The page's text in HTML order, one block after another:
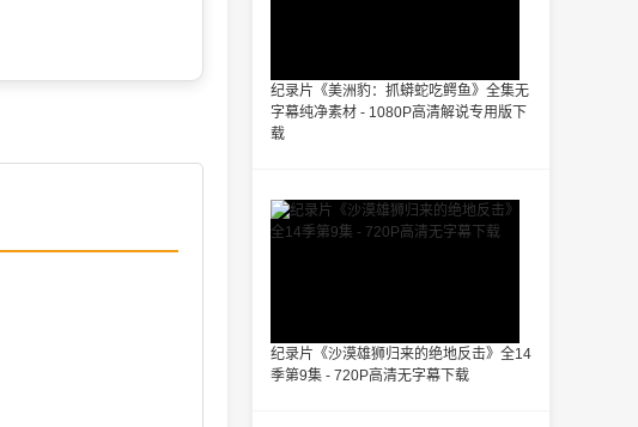
纪录片《美洲豹：抓蟒蛇吃鳄鱼》全集无
字幕纯净素材 - 1080P高清解说专用版下
载
纪录片《沙漠雄狮归来的绝地反击》全14
季第9集 - 720P高清无字幕下载